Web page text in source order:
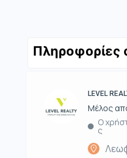
Πληροφορίες
LEVEL
Μέλος
Ο
ς